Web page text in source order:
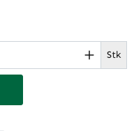
gewünschten Stk